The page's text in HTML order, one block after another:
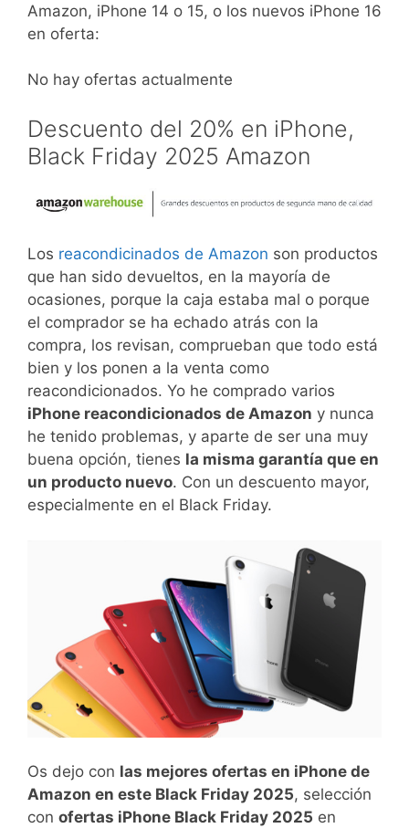
Amazon, iPhone 14 o 15, o los nuevos iPhone 16
en oferta:
No hay ofertas actualmente
Descuento del 20% en iPhone,
Black Friday 2025 Amazon
Los reacondicinados de Amazon son productos
que han sido devueltos, en la mayoría de
ocasiones, porque la caja estaba mal o porque
el comprador se ha echado atrás con la
compra, los revisan, comprueban que todo está
bien y los ponen a la venta como
reacondicionados. Yo he comprado varios
iPhone reacondicionados de Amazon y nunca
he tenido problemas, y aparte de ser una muy
buena opción, tienes la misma garantía que en
un producto nuevo. Con un descuento mayor,
especialmente en el Black Friday.
Os dejo con las mejores ofertas en iPhone de
Amazon en este Black Friday 2025, selección
con ofertas iPhone Black Friday 2025 en